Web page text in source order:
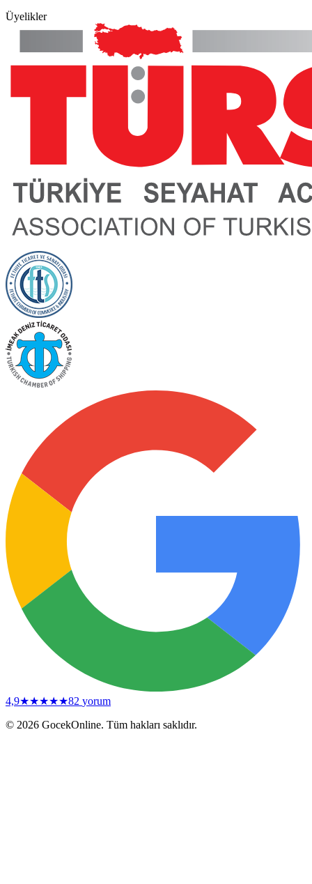
Üyelikler
4,9★★★★★82 yorum
© 2026 GocekOnline. Tüm hakları saklıdır.